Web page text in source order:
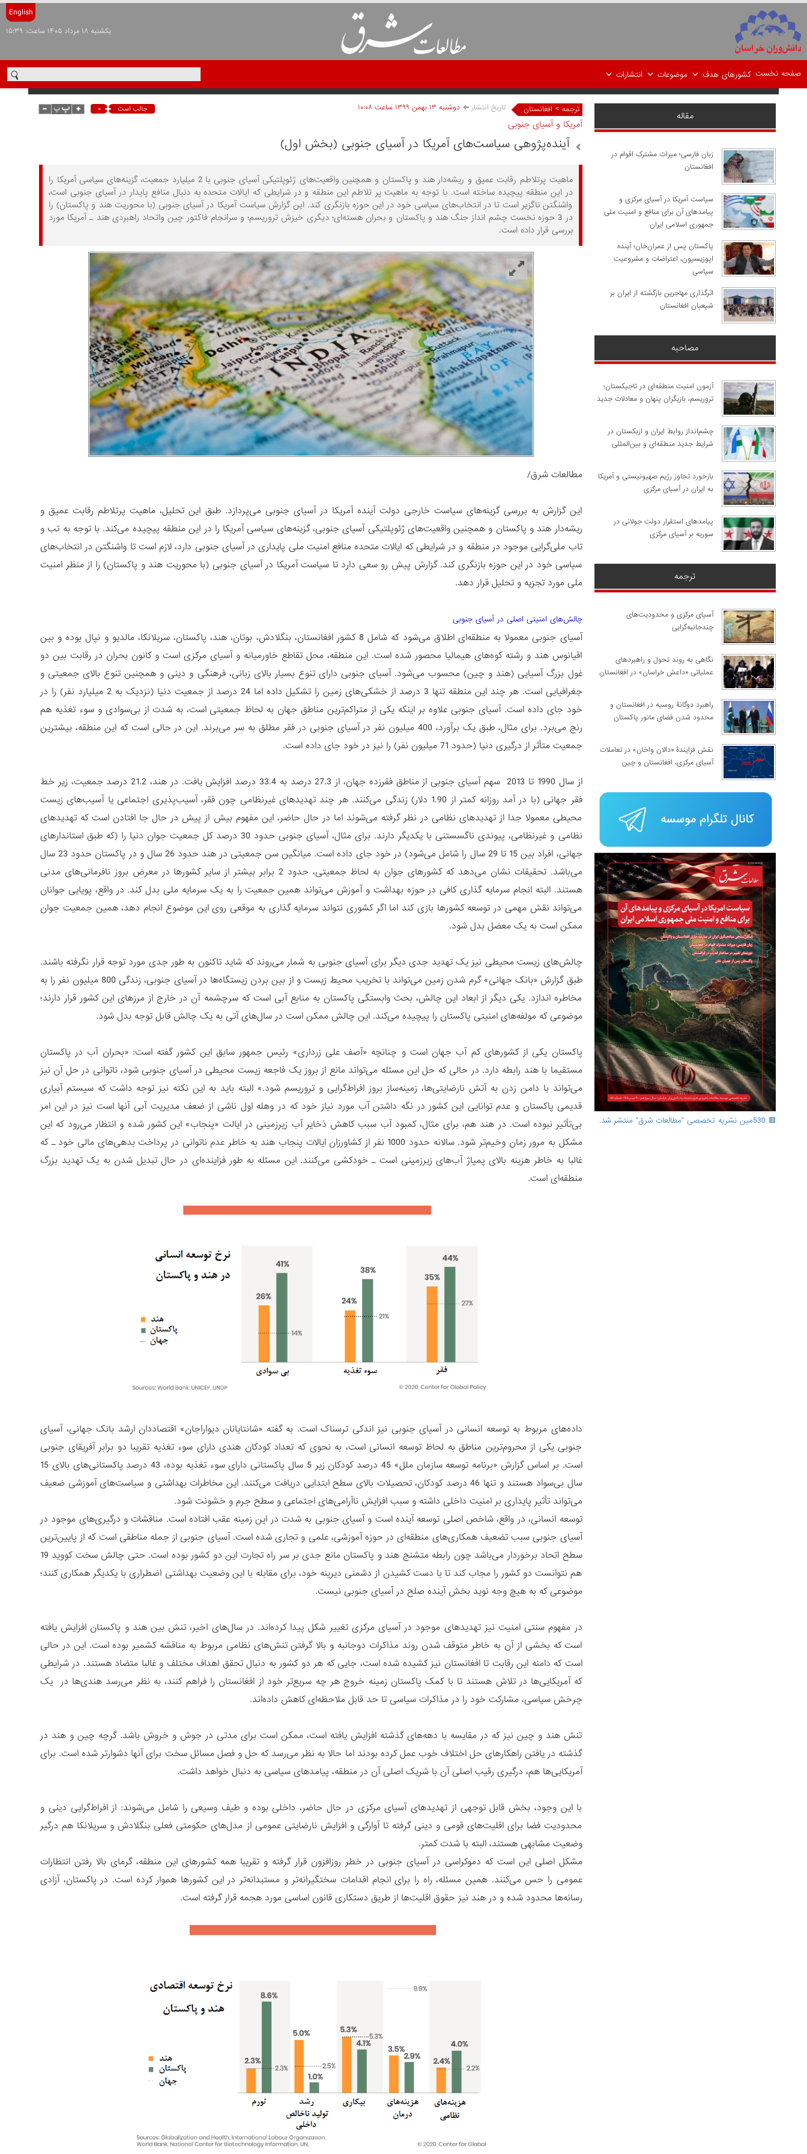
English
يکشنبه ۱۸ مرداد ۱۴۰۵ ساعت: ۱۵:۳۹
صفحه نخست کشورهای هدف موضوعات انتشارات
ترجمه > افغانستان تاریخ انتشار دوشنبه ۱۳ بهمن ۱۳۹۹ ساعت ۱۰:۰۸ جالب است ۰
آمریکا و آسیای جنوبی
آینده‌پژوهی سیاست‌های آمریکا در آسیای جنوبی (بخش اول)
ماهیت پرتلاطم رقابت عمیق و ریشه‌دار هند و پاکستان و همچنین واقعیت‌های ژئوپلتیکی آسیای جنوبی با 2 میلیارد جمعیت، گزینه‌های سیاسی آمریکا را
در این منطقه پیچیده ساخته است. با توجه به ماهیت پر تلاطم این منطقه و در شرایطی که ایالات متحده به دنبال منافع پایدار در آسیای جنوبی است،
واشنگتن ناگزیر است تا در انتخاب‌های سیاسی خود در این حوزه بازنگری کند. این گزارش سیاست آمریکا در آسیای جنوبی (با محوریت هند و پاکستان) را
در 3 حوزه نخست چشم انداز جنگ هند و پاکستان و بحران هسته‌ای؛ دیگری خیزش تروریسم؛ و سرانجام فاکتور چین واتحاد راهبردی هند ـ آمریکا مورد
بررسی قرار داده است.
مطالعات شرق/
این گزارش به بررسی گزینه‌های سیاست خارجی دولت آینده آمریکا در آسیای جنوبی می‌پردازد. طبق این تحلیل، ماهیت پرتلاطم رقابت عمیق و
ریشه‌دار هند و پاکستان و همچنین واقعیت‌های ژئوپلتیکی آسیای جنوبی، گزینه‌های سیاسی آمریکا را در این منطقه پیچیده می‌کند. با توجه به تب و
تاب ملی‌گرایی موجود در منطقه و در شرایطی که ایالات متحده منافع امنیت ملی پایداری در آسیای جنوبی دارد، لازم است تا واشنگتن در انتخاب‌های
سیاسی خود در این حوزه بازنگری کند. گزارش پیش رو سعی دارد تا سیاست آمریکا در آسیای جنوبی (با محوریت هند و پاکستان) را از منظر امنیت
ملی مورد تجزیه و تحلیل قرار دهد.
چالش‌های امنیتی اصلی در آسیای جنوبی
آسیای جنوبی معمولا به منطقه‌ای اطلاق می‌شود که شامل 8 کشور افغانستان، بنگلادش، بوتان، هند، پاکستان، سریلانکا، مالدیو و نپال بوده و بین
اقیانوس هند و رشته کوه‌های هیمالیا محصور شده است. این منطقه، محل تقاطع خاورمیانه و آسیای مرکزی است و کانون بحران در رقابت بین دو
غول بزرگ آسیایی (هند و چین) محسوب می‌شود. آسیای جنوبی دارای تنوع بسیار بالای زبانی، فرهنگی و دینی و همچنین تنوع بالای جمعیتی و
جغرافیایی است. هر چند این منطقه تنها 3 درصد از خشکی‌های زمین را تشکیل داده اما 24 درصد از جمعیت دنیا (نزدیک به 2 میلیارد نفر) را در
خود جای داده است. آسیای جنوبی علاوه بر اینکه یکی از متراکم‌ترین مناطق جهان به لحاظ جمعیتی است، به شدت از بی‌سوادی و سوء تغذیه هم
رنج می‌برد. برای مثال، طبق یک برآورد، 400 میلیون نفر در آسیای جنوبی در فقر مطلق به سر می‌برند. این در حالی است که این منطقه، بیشترین
جمعیت متأثر از درگیری دنیا (حدود 71 میلیون نفر) را نیز در خود جای داده است.
از سال 1990 تا 2013 سهم آسیای جنوبی از مناطق فقرزده جهان، از 27.3 درصد به 33.4 درصد افزایش یافت. در هند، 21.2 درصد جمعیت، زیر خط
فقر جهانی (با در آمد روزانه کمتر از 1.90 دلار) زندگی می‌کنند. هر چند تهدیدهای غیرنظامی چون فقر، آسیب‌پذیری اجتماعی یا آسیب‌های زیست
محیطی معمولا جدا از تهدیدهای نظامی در نظر گرفته می‌شوند اما در حال حاضر، این مفهوم بیش از پیش در حال جا افتادن است که تهدیدهای
نظامی و غیرنظامی، پیوندی ناگسستنی با یکدیگر دارند. برای مثال، آسیای جنوبی حدود 30 درصد کل جمعیت جوان دنیا را (که طبق استاندارهای
جهانی، افراد بین 15 تا 29 سال را شامل می‌شود) در خود جای داده است. میانگین سن جمعیتی در هند حدود 26 سال و در پاکستان حدود 23 سال
می‌باشد. تحقیقات نشان می‌دهد که کشورهای جوان به لحاظ جمعیتی، حدود 2 برابر بیشتر از سایر کشورها در معرض بروز نافرمانی‌های مدنی
هستند. البته انجام سرمایه گذاری کافی در حوزه بهداشت و آموزش می‌تواند همین جمعیت را به یک سرمایه ملی بدل کند. در واقع، پویایی جوانان
می‌تواند نقش مهمی در توسعه کشورها بازی کند اما اگر کشوری نتواند سرمایه گذاری به موقعی روی این موضوع انجام دهد، همین جمعیت جوان
ممکن است به یک معضل بدل شود.
چالش‌های زیست محیطی نیز یک تهدید جدی دیگر برای آسیای جنوبی به شمار می‌روند که شاید تاکنون به طور جدی مورد توجه قرار نگرفته باشند.
طبق گزارش «بانک جهانی» گرم شدن زمین می‌تواند با تخریب محیط زیست و از بین بردن زیستگاه‌ها در آسیای جنوبی، زندگی 800 میلیون نفر را به
مخاطره اندازد. یکی دیگر از ابعاد این چالش، بحث وابستگی پاکستان به منابع آبی است که سرچشمه آن در خارج از مرزهای این کشور قرار دارند؛
موضوعی که مولفه‌های امنیتی پاکستان را پیچیده می‌کند. این چالش ممکن است در سال‌های آتی به یک چالش قابل توجه بدل شود.
پاکستان یکی از کشورهای کم آب جهان است و چنانچه «آصف علی زرداری» رئیس جمهور سابق این کشور گفته است: «بحران آب در پاکستان
مستقیما با هند رابطه دارد. در حالی که حل این مسئله می‌تواند مانع از بروز یک فاجعه زیست محیطی در آسیای جنوبی شود، ناتوانی در حل آن نیز
می‌تواند با دامن زدن به آتش نارضایتی‌ها، زمینه‌ساز بروز افراط‌گرایی و تروریسم شود.» البته باید به این نکته نیز توجه داشت که سیستم آبیاری
قدیمی پاکستان و عدم توانایی این کشور در نگه داشتن آب مورد نیاز خود که در وهله اول ناشی از ضعف مدیریت آبی آنها است نیز در این امر
بی‌تأثیر نبوده است. در هند هم، برای مثال، کمبود آب سبب کاهش ذخایر آب زیرزمینی در ایالت «پنجاب» این کشور شده و انتظار می‌رود که این
مشکل به مرور زمان وخیم‌تر شود. سالانه حدود 1000 نفر از کشاورزان ایالات پنجاب هند به خاطر عدم ناتوانی در پرداخت بدهی‌های مالی خود ـ که
غالبا به خاطر هزینه بالای پمپاژ آب‌های زیرزمینی است ـ خودکشی می‌کنند. این مسئله به طور فزاینده‌ای در حال تبدیل شدن به یک تهدید بزرگ
منطقه‌ای است.
داده‌های مربوط به توسعه انسانی در آسیای جنوبی نیز اندکی ترسناک است. به گفته «شانتایانان دیواراجان» اقتصاددان ارشد بانک جهانی، آسیای
جنوبی یکی از محروم‌ترین مناطق به لحاظ توسعه انسانی است، به نحوی که تعداد کودکان هندی دارای سوء تغذیه تقریبا دو برابر آفریقای جنوبی
است. بر اساس گزارش «برنامه توسعه سازمان ملل» 45 درصد کودکان زیر 5 سال پاکستانی دارای سوء تغذیه بوده، 43 درصد پاکستانی‌های بالای 15
سال بی‌سواد هستند و تنها 46 درصد کودکان، تحصیلات بالای سطح ابتدایی دریافت می‌کنند. این مخاطرات بهداشتی و سیاست‌های آموزشی ضعیف
می‌تواند تأثیر پایداری بر امنیت داخلی داشته و سبب افزایش ناآرامی‌های اجتماعی و سطح جرم و خشونت شود.
توسعه انسانی، در واقع، شاخص اصلی توسعه آینده است و آسیای جنوبی به شدت در این زمینه عقب افتاده است. مناقشات و درگیری‌های موجود در
آسیای جنوبی سبب تضعیف همکاری‌های منطقه‌ای در حوزه آموزشی، علمی و تجاری شده است. آسیای جنوبی از جمله مناطقی است که از پایین‌ترین
سطح اتحاد برخوردار می‌باشد چون رابطه متشنج هند و پاکستان مانع جدی بر سر راه تجارت این دو کشور بوده است. حتی چالش سخت کووید 19
هم نتوانست دو کشور را مجاب کند تا با دست کشیدن از دشمنی دیرینه خود، برای مقابله با این وضعیت بهداشتی اضطراری با یکدیگر همکاری کنند؛
موضوعی که به هیچ وجه نوید بخش آینده صلح در آسیای جنوبی نیست.
در مفهوم سنتی امنیت نیز تهدیدهای موجود در آسیای مرکزی تغییر شکل پیدا کرده‌اند. در سال‌های اخیر، تنش بین هند و پاکستان افزایش یافته
است که بخشی از آن به خاطر متوقف شدن روند مذاکرات دوجانبه و بالا گرفتن تنش‌های نظامی مربوط به مناقشه کشمیر بوده است. این در حالی
است که دامنه این رقابت تا افغانستان نیز کشیده شده است، جایی که هر دو کشور به دنبال تحقق اهداف مختلف و غالبا متضاد هستند. در شرایطی
که آمریکایی‌ها در تلاش هستند تا با کمک پاکستان زمینه خروج هر چه سریع‌تر خود از افغانستان را فراهم کنند، به نظر می‌رسد هندی‌ها در یک
چرخش سیاسی، مشارکت خود را در مذاکرات سیاسی تا حد قابل ملاحظه‌ای کاهش داده‌اند.
تنش هند و چین نیز که در مقایسه با دهه‌های گذشته افزایش یافته است، ممکن است برای مدتی در جوش و خروش باشد. گرچه چین و هند در
گذشته در یافتن راهکارهای حل اختلاف خوب عمل کرده بودند اما حالا به نظر می‌رسد که حل و فصل مسائل سخت برای آنها دشوارتر شده است. برای
آمریکایی‌ها هم، درگیری رقیب اصلی آن با شریک اصلی آن در منطقه، پیامدهای سیاسی به دنبال خواهد داشت.
با این وجود، بخش قابل توجهی از تهدیدهای آسیای مرکزی در حال حاضر، داخلی بوده و طیف وسیعی را شامل می‌شوند: از افراط‌گرایی دینی و
محدودیت فضا برای اقلیت‌های قومی و دینی گرفته تا آوارگی و افزایش نارضایتی عمومی از مدل‌های حکومتی فعلی بنگلادش و سریلانکا هم درگیر
وضعیت مشابهی هستند، البته با شدت کمتر.
مشکل اصلی این است که دموکراسی در آسیای جنوبی در خطر روزافزون قرار گرفته و تقریبا همه کشورهای این منطقه، گرمای بالا رفتن انتظارات
عمومی را حس می‌کنند. همین مسئله، راه را برای انجام اقدامات سختگیرانه‌تر و مستبدانه‌تر در این کشورها هموار کرده است. در پاکستان، آزادی
رسانه‌ها محدود شده و در هند نیز حقوق اقلیت‌ها از طریق دستکاری قانون اساسی مورد هجمه قرار گرفته است.
مقاله
زبان فارسی؛ میراث مشترک اقوام در
افغانستان
سیاست آمریکا در آسیای مرکزی و
پیامدهای آن برای منافع و امنیت ملی
جمهوری اسلامی ایران
پاکستان پس از عمران‌خان؛ آینده
اپوزیسیون، اعتراضات و مشروعیت
سیاسی
اثرگذاری مهاجرین بازگشته از ایران بر
شیعیان افغانستان
مصاحبه
آزمون امنیت منطقه‌ای در تاجیکستان؛
تروریسم، بازیگران پنهان و معادلات جدید
چشم‌انداز روابط ایران و ازبکستان در
شرایط جدید منطقه‌ای و بین‌المللی
​بازخورد تجاوز رژیم صهیونیستی و آمریکا
به ایران در آسیای مرکزی
پیامدهای استقرار دولت جولانی در
سوریه بر آسیای مرکزی
ترجمه
آسیای مرکزی و محدودیت‌های
چندجانبه‌گرایی
نگاهی به روند تحول و راهبردهای
عملیاتی «داعش خراسان» در افغانستان
راهبرد دوگانۀ روسیه در افغانستان و
محدود شدن فضای مانور پاکستان
نقش فزایندۀ «دالان واخان» در تعاملات
آسیای مرکزی، افغانستان و چین
🟥 530مین نشریه تخصصی "مطالعات شرق" منتشر شد.